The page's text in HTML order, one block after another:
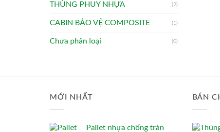
THÙNG PHUY NHỰA (2)
CABIN BẢO VỆ COMPOSITE (1)
Chưa phân loại (0)
MỚI NHẤT
Pallet nhựa chống tràn
BÁN